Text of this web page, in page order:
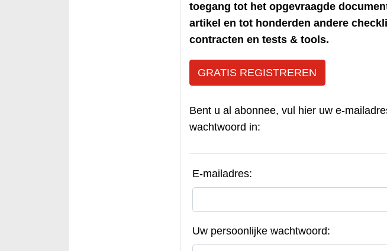
toegang tot het opgevraagde
artikel en tot honderden andere
contracten en tests & tools.
GRATIS REGISTREREN
Bent u al abonnee, vul hier uw e-
wachtwoord in:
E-mailadres:
Uw persoonlijke wachtwoord: